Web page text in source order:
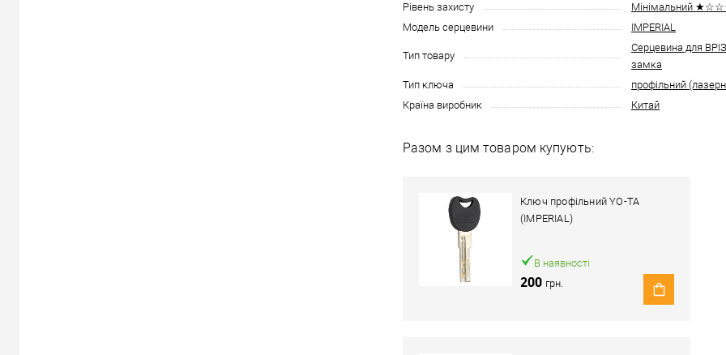
Рівень захисту
Мінімальний
Модель серцевини
IMPERIAL
Тип товару
Серцевина для
замка
Тип ключа
профільний
Країна виробник
Китай
Разом з цим товаром купують:
Ключ профільний YO-TA
(IMPERIAL)
В наявності
200 грн.